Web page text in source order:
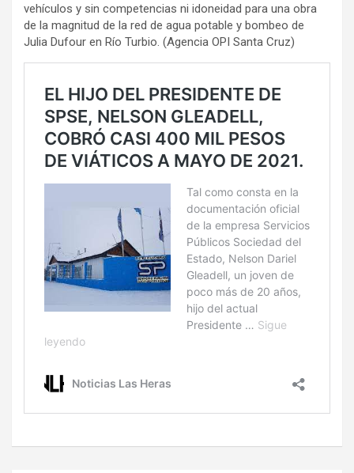
vehículos y sin competencias ni idoneidad para una obra
de la magnitud de la red de agua potable y bombeo de
Julia Dufour en Río Turbio. (Agencia OPI Santa Cruz)